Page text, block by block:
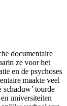
documentaire
ze voor het
en de psychoses
maakte veel
tourde
universiteiten